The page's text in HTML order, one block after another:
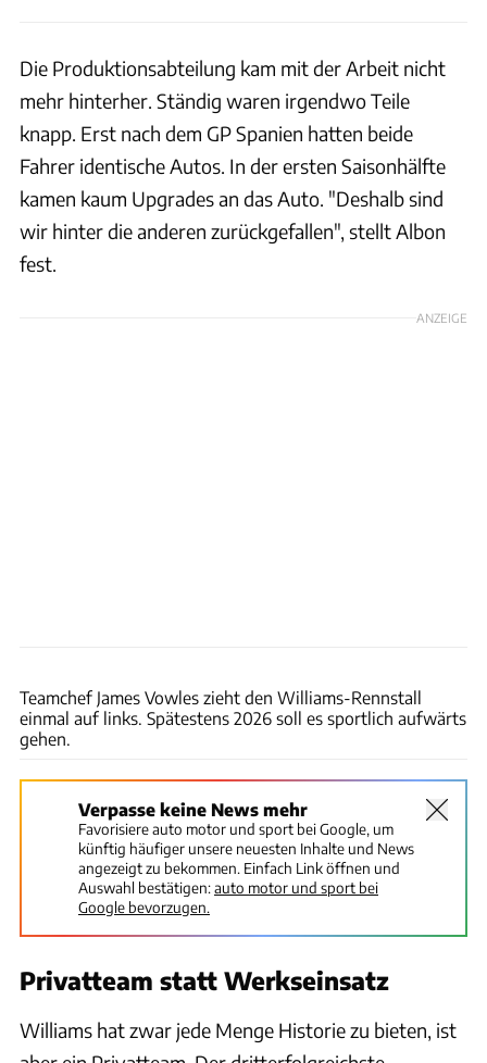
Die Produktionsabteilung kam mit der Arbeit nicht
mehr hinterher. Ständig waren irgendwo Teile
knapp. Erst nach dem GP Spanien hatten beide
Fahrer identische Autos. In der ersten Saisonhälfte
kamen kaum Upgrades an das Auto. "Deshalb sind
wir hinter die anderen zurückgefallen", stellt Albon
fest.
ANZEIGE
Teamchef James Vowles zieht den Williams-Rennstall
einmal auf links. Spätestens 2026 soll es sportlich aufwärts
gehen.
Verpasse keine News mehr
Favorisiere auto motor und sport bei Google, um
künftig häufiger unsere neuesten Inhalte und News
angezeigt zu bekommen. Einfach Link öffnen und
Auswahl bestätigen:auto motor und sport bei
Google bevorzugen.
Privatteam statt Werkseinsatz
Williams hat zwar jede Menge Historie zu bieten, ist